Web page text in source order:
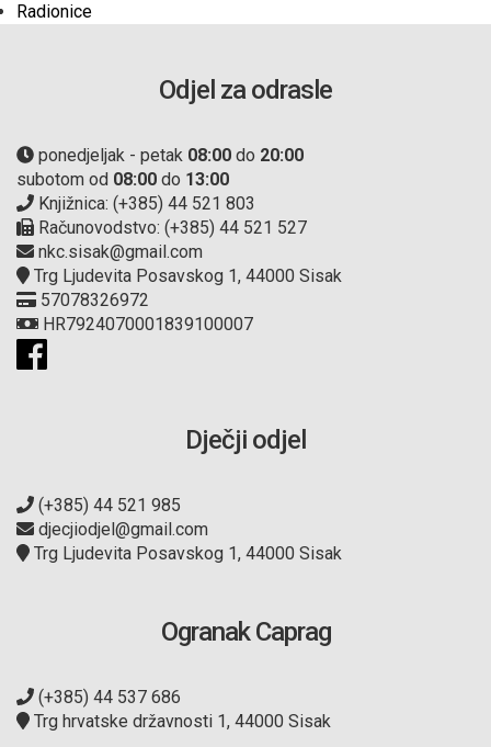
Radionice
Odjel za odrasle
ponedjeljak - petak 08:00 do 20:00
subotom od 08:00 do 13:00
Knjižnica: (+385) 44 521 803
Računovodstvo: (+385) 44 521 527
nkc.sisak@gmail.com
Trg Ljudevita Posavskog 1, 44000 Sisak
57078326972
HR7924070001839100007
Dječji odjel
(+385) 44 521 985
djecjiodjel@gmail.com
Trg Ljudevita Posavskog 1, 44000 Sisak
Ogranak Caprag
(+385) 44 537 686
Trg hrvatske državnosti 1, 44000 Sisak